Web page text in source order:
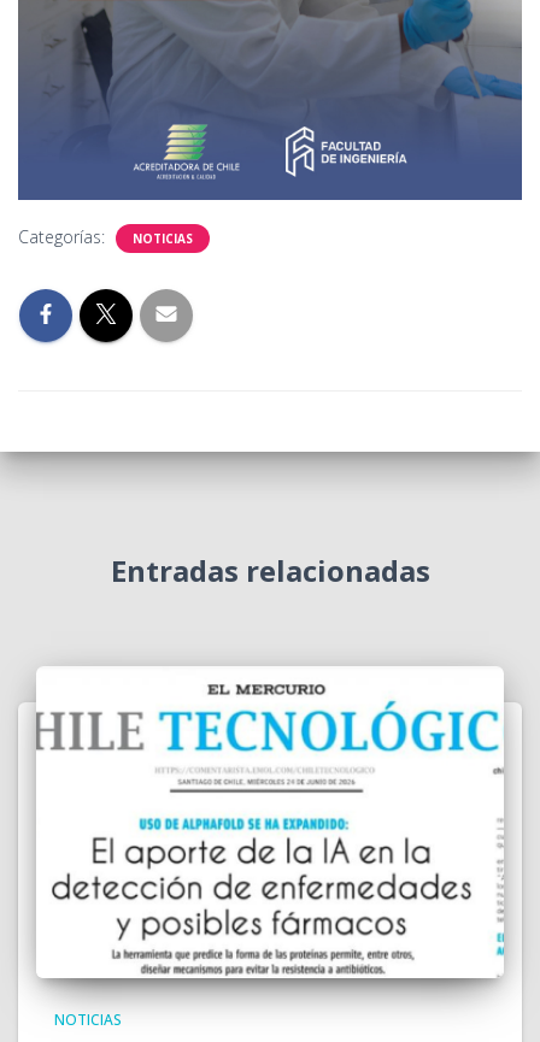
Categorías: NOTICIAS
Entradas relacionadas
NOTICIAS